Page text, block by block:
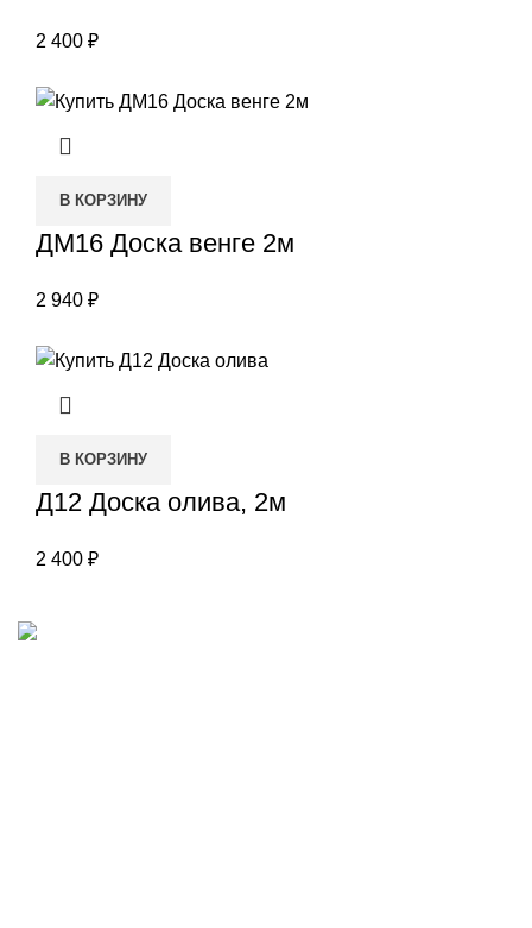
2 400 ₽
В КОРЗИНУ
ДМ16 Доска венге 2м
2 940 ₽
В КОРЗИНУ
Д12 Доска олива, 2м
2 400 ₽